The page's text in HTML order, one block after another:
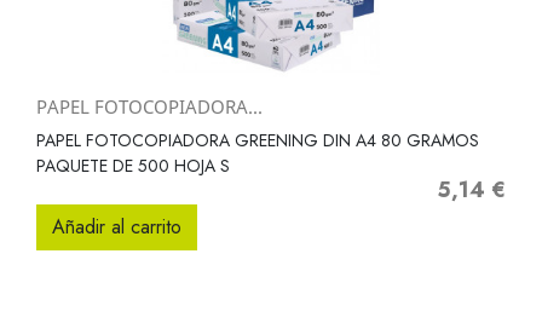
PAPEL FOTOCOPIADORA...
PAPEL FOTOCOPIADORA GREENING DIN A4 80 GRAMOS
PAQUETE DE 500 HOJA S
Precio
5,14 €
Añadir al carrito